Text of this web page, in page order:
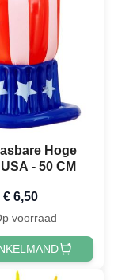
Hoge
- 50 CM
€ 6,50
voorraad